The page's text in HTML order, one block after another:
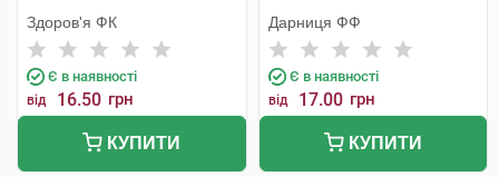
Здоров'я ФК
Є в наявності
від 16.50 грн
КУПИТИ
Дарниця ФФ
Є в наявності
від 17.00 грн
КУПИТИ